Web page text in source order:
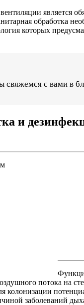
является
обработка
которых
свяжемся с вами в
и
потока на
колонизации
заболеваний